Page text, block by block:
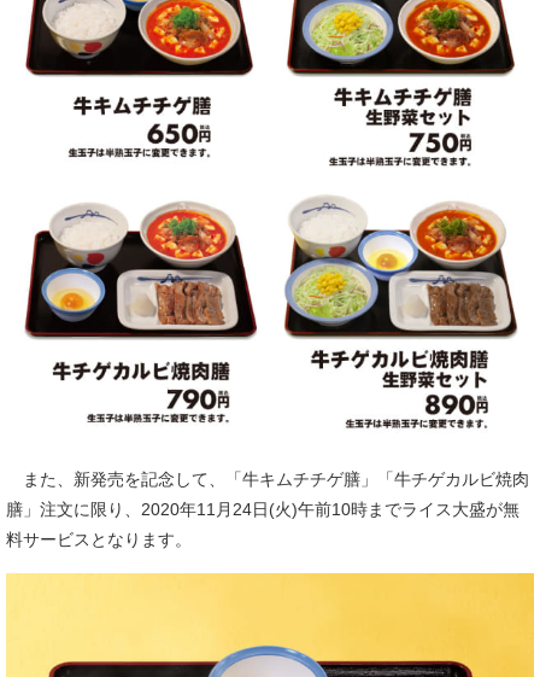
また、新発売を記念して、「牛キムチチゲ膳」「牛チゲカルビ焼肉
膳」注文に限り、2020年11月24日(火)午前10時までライス大盛が無
料サービスとなります。